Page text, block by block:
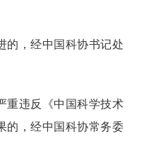
的，经中国科协书记处
重违反《中国科学技术
的，经中国科协常务委